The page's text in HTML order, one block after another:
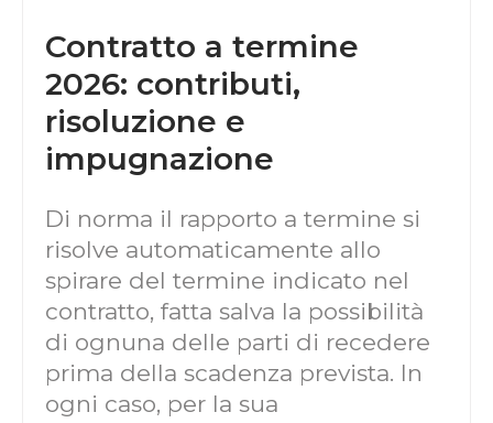
Contratto a termine
2026: contributi,
risoluzione e
impugnazione
Di norma il rapporto a termine si
risolve automaticamente allo
spirare del termine indicato nel
contratto, fatta salva la possibilità
di ognuna delle parti di recedere
prima della scadenza prevista. In
ogni caso, per la sua